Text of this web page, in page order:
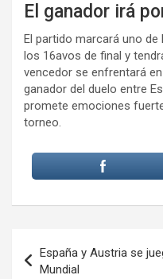
El ganador irá
El partido marcará uno
los 16avos de final y
vencedor se enfrentará
ganador del duelo entre
promete emociones
torneo.
de
España y Austria se
Mundial